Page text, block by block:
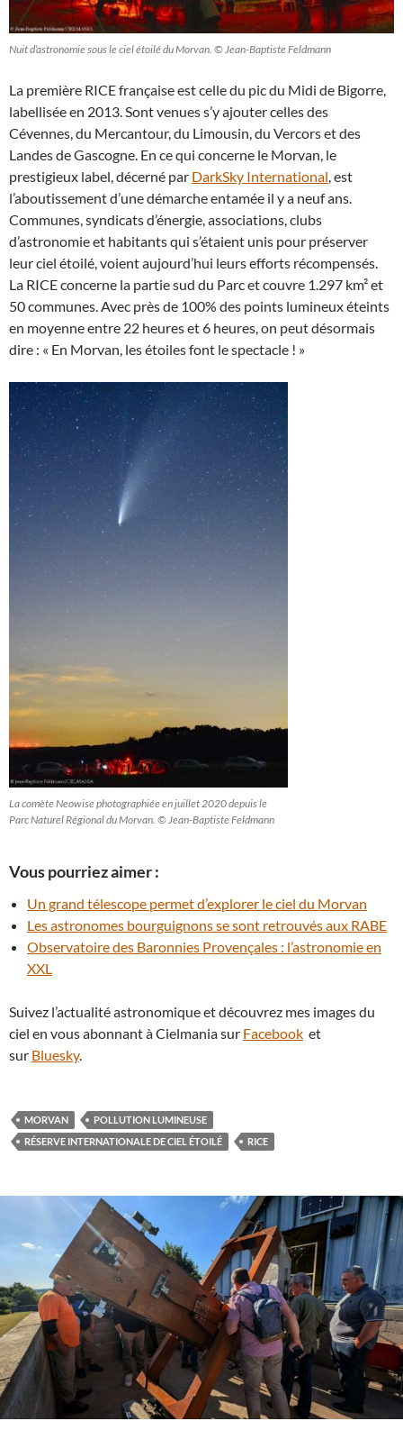
Nuit d’astronomie sous le ciel étoilé du Morvan. © Jean-Baptiste Feldmann
La première RICE française est celle du pic du Midi de Bigorre,
labellisée en 2013. Sont venues s’y ajouter celles des
Cévennes, du Mercantour, du Limousin, du Vercors et des
Landes de Gascogne. En ce qui concerne le Morvan, le
prestigieux label, décerné par DarkSky International, est
l’aboutissement d’une démarche entamée il y a neuf ans.
Communes, syndicats d’énergie, associations, clubs
d’astronomie et habitants qui s’étaient unis pour préserver
leur ciel étoilé, voient aujourd’hui leurs efforts récompensés.
La RICE concerne la partie sud du Parc et couvre 1.297 km² et
50 communes. Avec près de 100% des points lumineux éteints
en moyenne entre 22 heures et 6 heures, on peut désormais
dire : « En Morvan, les étoiles font le spectacle ! »
La comète Neowise photographiée en juillet 2020 depuis le
Parc Naturel Régional du Morvan. © Jean-Baptiste Feldmann
Vous pourriez aimer :
Un grand télescope permet d’explorer le ciel du Morvan
Les astronomes bourguignons se sont retrouvés aux RABE
Observatoire des Baronnies Provençales : l’astronomie en
XXL
Suivez l’actualité astronomique et découvrez mes images du
ciel en vous abonnant à Cielmania sur Facebook et
sur Bluesky.
MORVAN
POLLUTION LUMINEUSE
RÉSERVE INTERNATIONALE DE CIEL ÉTOILÉ
RICE